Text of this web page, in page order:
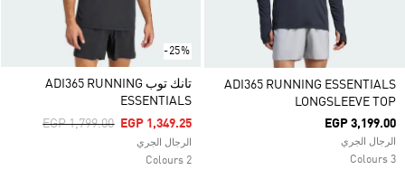
ADI365 RUNNING ESSENTIALS
LONGSLEEVE TOP
EGP 3,199.00
الرجال الجري
3 Colours
-25%
تانك توب ADI365 RUNNING
ESSENTIALS
Price Reduced From
EGP 1,799.00ToEGP 1,349.25
الرجال الجري
2 Colours